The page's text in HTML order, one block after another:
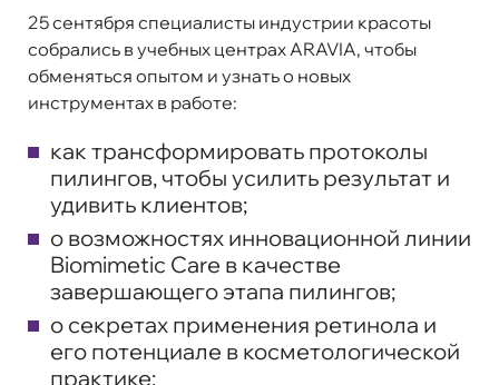
25 сентября специалисты индустрии красоты
собрались в учебных центрах ARAVIA, чтобы
обменяться опытом и узнать о новых
инструментах в работе:
как трансформировать протоколы
пилингов, чтобы усилить результат и
удивить клиентов;
о возможностях инновационной линии
Biomimetic Care в качестве
завершающего этапа пилингов;
о секретах применения ретинола и
его потенциале в косметологической
практике;